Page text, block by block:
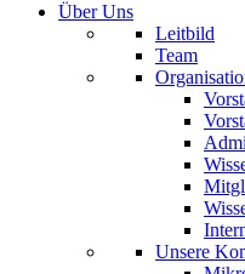
Über Uns
Leitbild
Team
Unsere